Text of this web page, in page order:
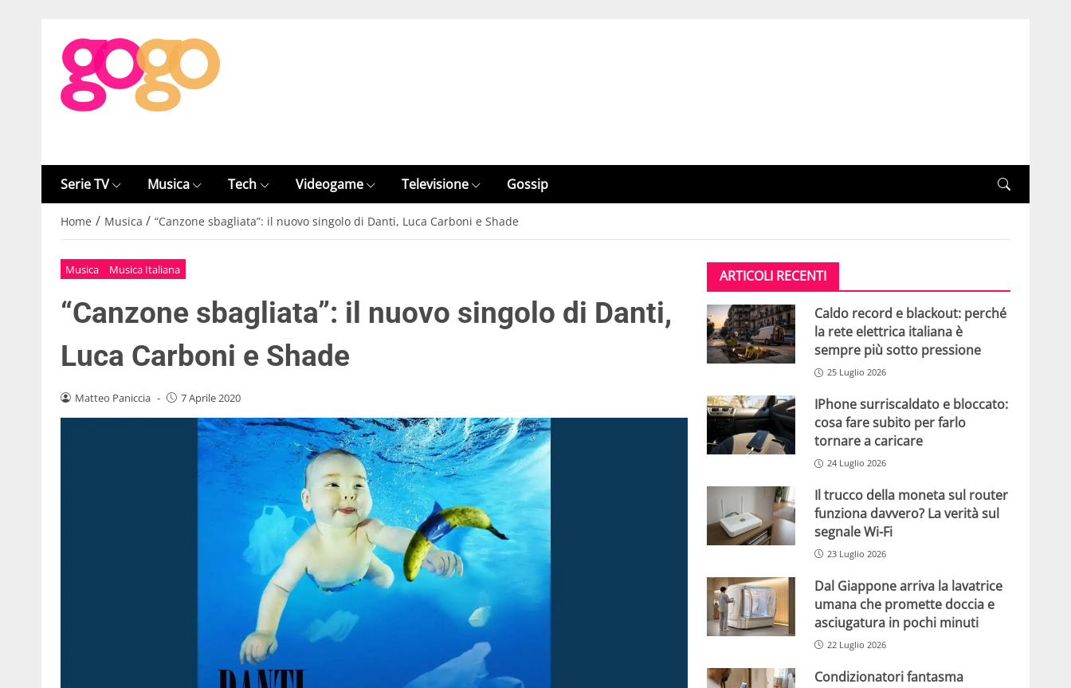
Serie TV Musica Tech Videogame Televisione Gossip
Home / Musica / “Canzone sbagliata”: il nuovo singolo di Danti, Luca Carboni e Shade
Musica Musica Italiana
“Canzone sbagliata”: il nuovo singolo di Danti,
Luca Carboni e Shade
Matteo Paniccia - 7 Aprile 2020
ARTICOLI RECENTI
Caldo record e blackout: perché
la rete elettrica italiana è
sempre più sotto pressione
25 Luglio 2026
IPhone surriscaldato e bloccato:
cosa fare subito per farlo
tornare a caricare
24 Luglio 2026
Il trucco della moneta sul router
funziona davvero? La verità sul
segnale Wi-Fi
23 Luglio 2026
Dal Giappone arriva la lavatrice
umana che promette doccia e
asciugatura in pochi minuti
22 Luglio 2026
Condizionatori fantasma